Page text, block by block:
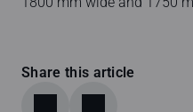
Share this article